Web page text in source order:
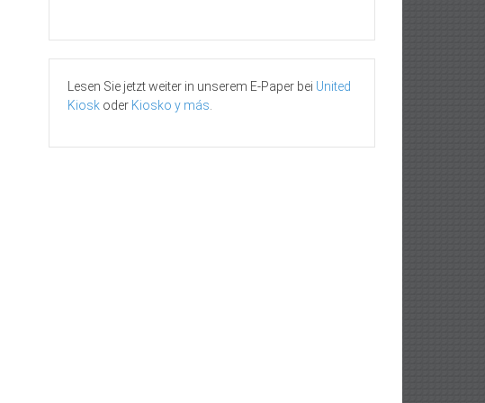
Lesen Sie jetzt weiter in unserem E-Paper bei United
Kiosk oder Kiosko y más